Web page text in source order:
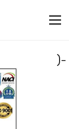
H60-